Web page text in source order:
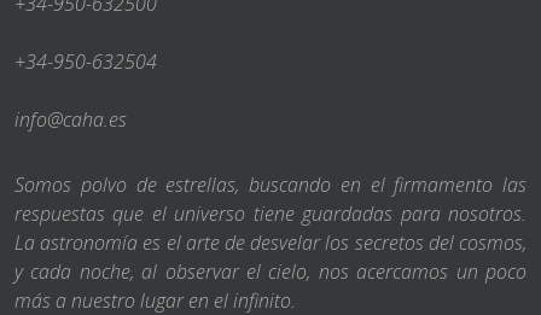
+34-950-632504
info@caha.es
Somos polvo de estrellas, buscando en el firmamento las
respuestas que el universo tiene guardadas para nosotros.
La astronomía es el arte de desvelar los secretos del cosmos,
y cada noche, al observar el cielo, nos acercamos un poco
más a nuestro lugar en el infinito.